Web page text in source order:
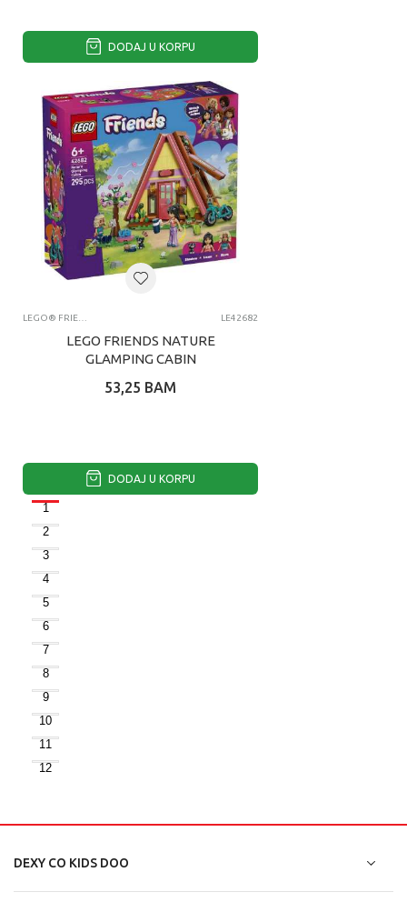
DODAJ U KORPU
LEGO® FRIENDS LE42682
LEGO FRIENDS NATURE
GLAMPING CABIN
53,25 BAM
DODAJ U KORPU
1
2
3
4
5
6
7
8
9
10
11
12
DEXY CO KIDS DOO